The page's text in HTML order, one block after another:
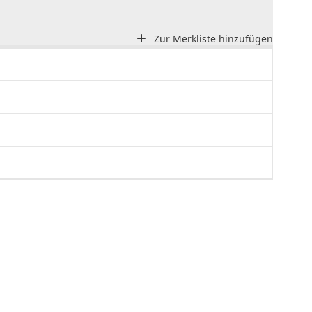
Zur Merkliste hinzufügen